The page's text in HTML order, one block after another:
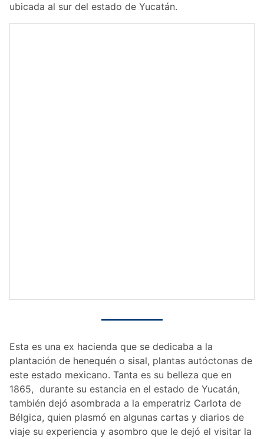
ubicada al sur del estado de Yucatán.
Esta es una ex hacienda que se dedicaba a la
plantación de henequén o sisal, plantas autóctonas de
este estado mexicano. Tanta es su belleza que en
1865, durante su estancia en el estado de Yucatán,
también dejó asombrada a la emperatriz Carlota de
Bélgica, quien plasmó en algunas cartas y diarios de
viaje su experiencia y asombro que le dejó el visitar la